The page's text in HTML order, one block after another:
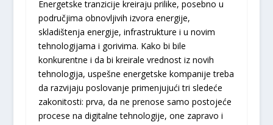
Energetske tranzicije kreiraju prilike, posebno u
područjima obnovljivih izvora energije,
skladištenja energije, infrastrukture i u novim
tehnologijama i gorivima. Kako bi bile
konkurentne i da bi kreirale vrednost iz novih
tehnologija, uspešne energetske kompanije treba
da razvijaju poslovanje primenjujući tri sledeće
zakonitosti: prva, da ne prenose samo postojeće
procese na digitalne tehnologije, one zapravo i